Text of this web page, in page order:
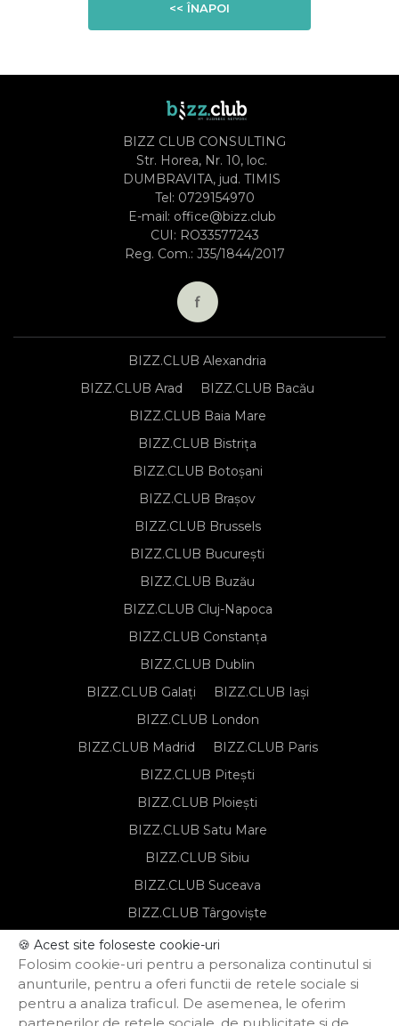
<< ÎNAPOI
BIZZ CLUB CONSULTING
Str. Horea, Nr. 10, loc.
DUMBRAVITA, jud. TIMIS
Tel: 0729154970
E-mail: office@bizz.club
CUI: RO33577243
Reg. Com.: J35/1844/2017
BIZZ.CLUB Alexandria
BIZZ.CLUB Arad
BIZZ.CLUB Bacău
BIZZ.CLUB Baia Mare
BIZZ.CLUB Bistrița
BIZZ.CLUB Botoșani
BIZZ.CLUB Brașov
BIZZ.CLUB Brussels
BIZZ.CLUB București
BIZZ.CLUB Buzău
BIZZ.CLUB Cluj-Napoca
BIZZ.CLUB Constanța
BIZZ.CLUB Dublin
BIZZ.CLUB Galați
BIZZ.CLUB Iași
BIZZ.CLUB London
BIZZ.CLUB Madrid
BIZZ.CLUB Paris
BIZZ.CLUB Pitești
BIZZ.CLUB Ploiești
BIZZ.CLUB Satu Mare
BIZZ.CLUB Sibiu
BIZZ.CLUB Suceava
BIZZ.CLUB Târgoviște
BIZZ.CLUB Târgu Mureș
BIZZ.CLUB Timișoara
🍪 Acest site foloseste cookie-uri
Folosim cookie-uri pentru a personaliza continutul si
anunturile, pentru a oferi functii de retele sociale si
pentru a analiza traficul. De asemenea, le oferim